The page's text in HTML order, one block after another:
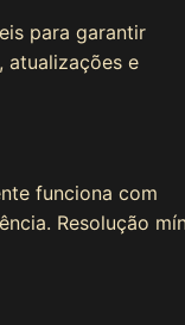
para garantir
atualizações e
funciona com
Resolução